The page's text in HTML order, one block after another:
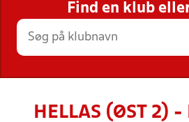
STILLINGER,
HOLD
Find en klub
HELLAS (ØST 2) -